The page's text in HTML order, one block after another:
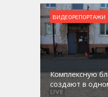
ВИДЕОРЕПОРТАЖИ
Комплексную
создают в